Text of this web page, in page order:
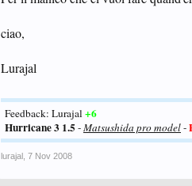
ciao,
Lurajal
Feedback: Lurajal +6
Hurricane 3 1.5 -Matsushida pro model-
lurajal 7 Nov 2008